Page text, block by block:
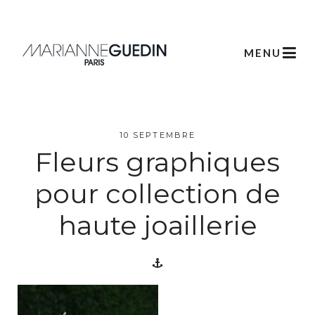
MENU
L’atelier
Créations
Scénographie
Végétale
10 SEPTEMBRE
Fleurs graphiques
pour collection de
haute joaillerie